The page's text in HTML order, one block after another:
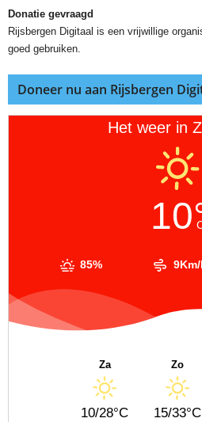
Donatie gevraagd
Rijsbergen Digitaal is een vrijwillige
goed gebruiken.
Doneer nu aan Rijsbergen
Het weer in
85%
Za
10/28°C
Zo
15/33°C